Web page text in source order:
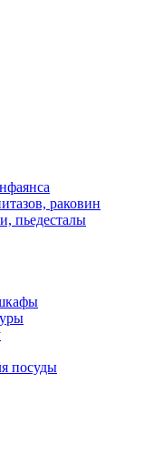
раковин
пьедесталы
посуды